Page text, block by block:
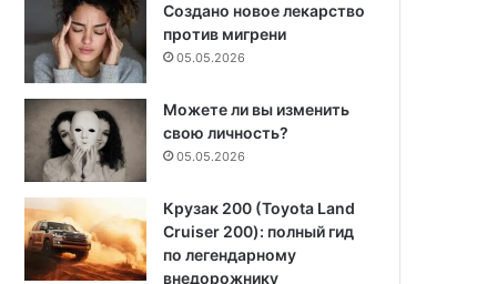
Создано новое лекарство
против мигрени
05.05.2026
Можете ли вы изменить
свою личность?
05.05.2026
Крузак 200 (Toyota Land
Cruiser 200): полный гид
по легендарному
внедорожнику